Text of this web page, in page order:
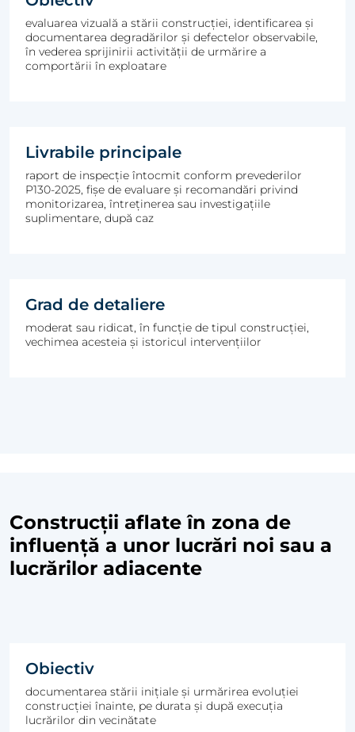
evaluarea vizuală a stării construcției, identificarea și
documentarea degradărilor și defectelor observabile,
în vederea sprijinirii activității de urmărire a
comportării în exploatare
Livrabile principale
raport de inspecție întocmit conform prevederilor
P130-2025, fișe de evaluare și recomandări privind
monitorizarea, întreținerea sau investigațiile
suplimentare, după caz
Grad de detaliere
moderat sau ridicat, în funcție de tipul construcției,
vechimea acesteia și istoricul intervențiilor
Construcții aflate în zona de
influență a unor lucrări noi sau a
lucrărilor adiacente
Obiectiv
documentarea stării inițiale și urmărirea evoluției
construcției înainte, pe durata și după execuția
lucrărilor din vecinătate